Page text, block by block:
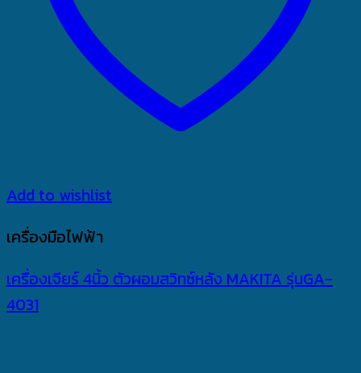
Add to wishlist
เครื่องมือไฟฟ้า
เครื่องเจียร์ 4นิ้ว ตัวผอมสวิทซ์หลัง MAKITA รุ่นGA-
4031